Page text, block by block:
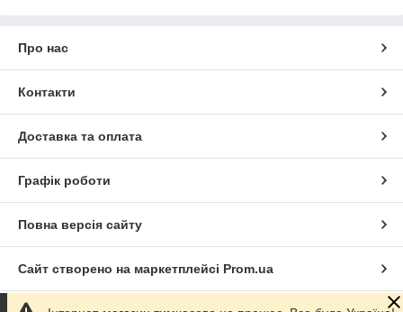
Про нас
Контакти
Доставка та оплата
Графік роботи
Повна версія сайту
Сайт створено на маркетплейсі Prom.ua